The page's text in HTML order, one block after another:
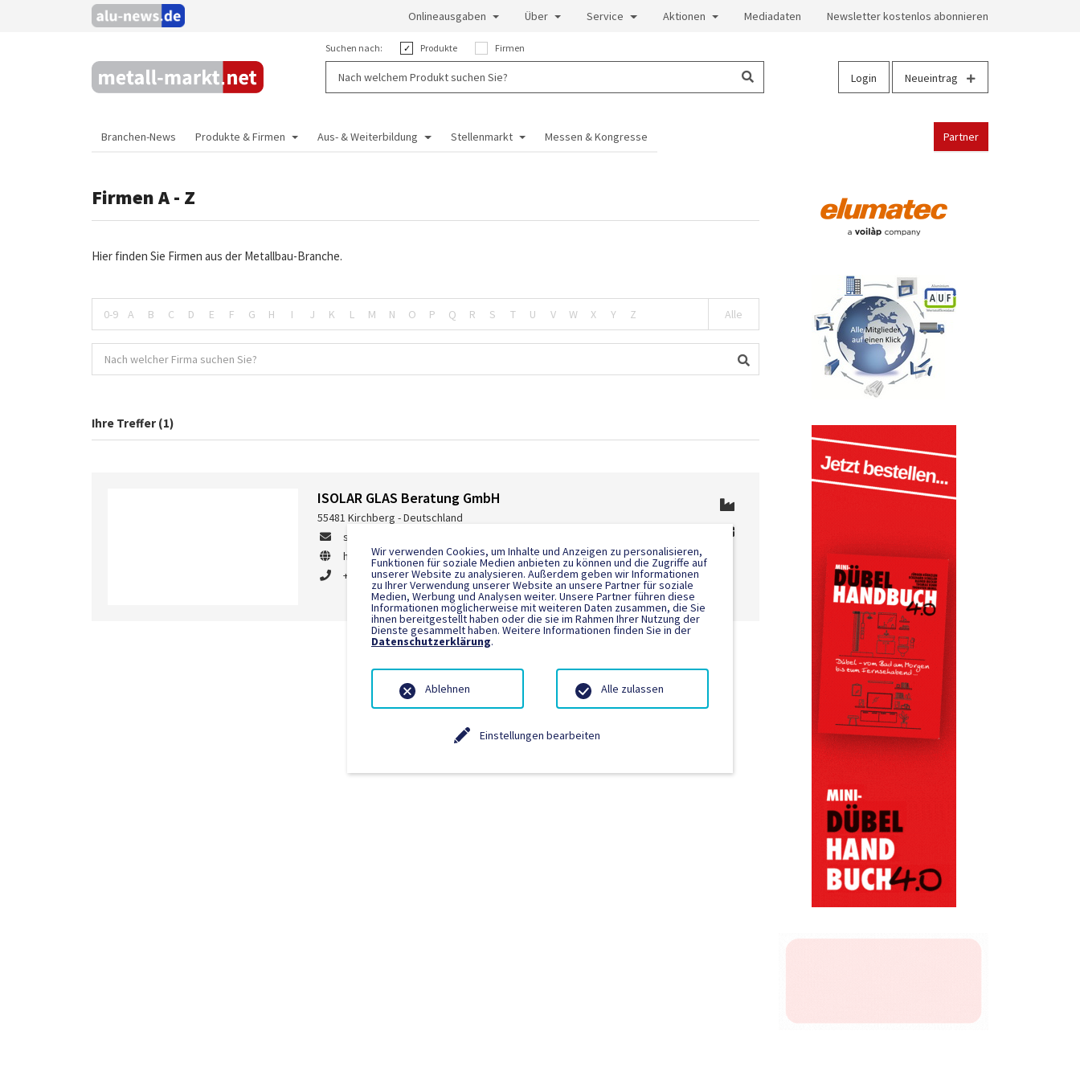
Onlineausgaben Über Service Aktionen Mediadaten Newsletter kostenlos abonnieren
Suchen nach: Produkte Firmen
Login Neueintrag
Branchen-News Produkte & Firmen Aus- & Weiterbildung Stellenmarkt Messen & Kongresse Partner
Firmen A - Z
Hier finden Sie Firmen aus der Metallbau-Branche.
0-9 A B C D E F G H I J K L M N O P Q R S T U V W X Y Z Alle
Ihre Treffer (1)
ISOLAR GLAS Beratung GmbH
55481 Kirchberg - Deutschland
service@isolar.de
http://www.isolar.de
+49 6763-521
Wir verwenden Cookies, um Inhalte und Anzeigen zu personalisieren,
Funktionen für soziale Medien anbieten zu können und die Zugriffe auf
unserer Website zu analysieren. Außerdem geben wir Informationen
zu Ihrer Verwendung unserer Website an unsere Partner für soziale
Medien, Werbung und Analysen weiter. Unsere Partner führen diese
Informationen möglicherweise mit weiteren Daten zusammen, die Sie
ihnen bereitgestellt haben oder die sie im Rahmen Ihrer Nutzung der
Dienste gesammelt haben. Weitere Informationen finden Sie in der
Datenschutzerklärung.
Einstellungen bearbeiten
Ablehnen Alle zulassen